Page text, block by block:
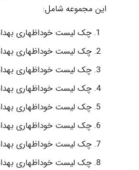
این مجموعه شامل:
چک لیست خوداظهاری
چک لیست خوداظهاری
چک لیست خوداظهاری
چک لیست خوداظهاری
چک لیست خوداظهاری
چک لیست خوداظهاری
چک لیست خوداظهاری
چک لیست خوداظهاری